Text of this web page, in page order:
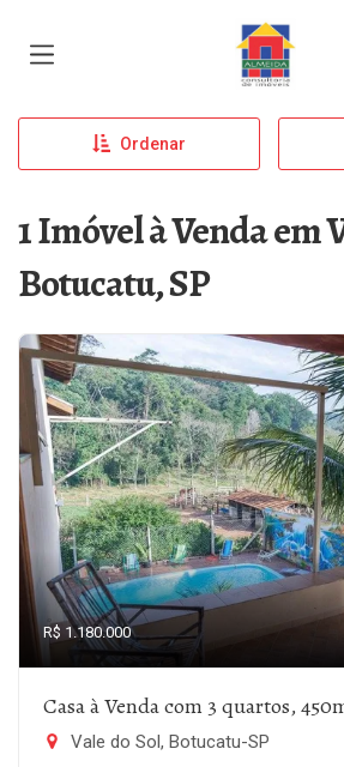
Página
Ordenar
1 Imóvel à Venda em
Botucatu, SP
R$ 1.180.000
Casa à Venda com 3 quartos,
Vale do Sol, Botucatu-SP